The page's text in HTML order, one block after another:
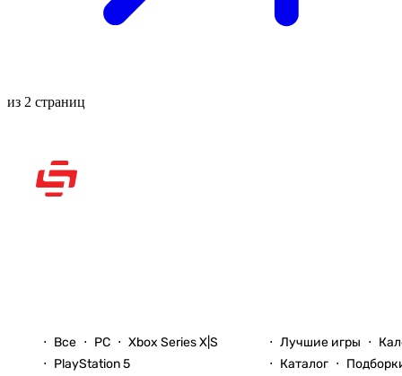
из 2 страниц
Все PC
Xbox Series X|S
PlayStation 5
Лучшие игры
Каталог